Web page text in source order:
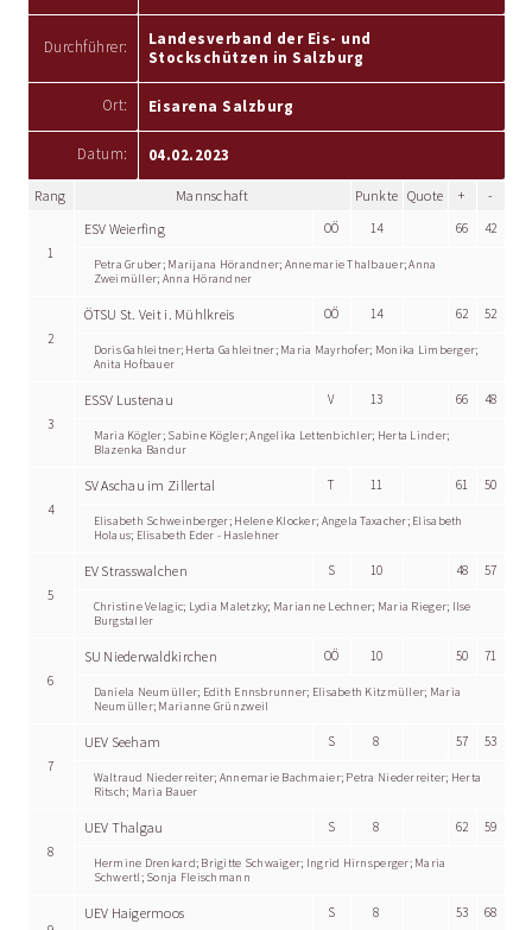
Durchführer:
Landesverband der Eis- und
Stockschützen in Salzburg
Ort: Eisarena Salzburg
Datum: 04.02.2023
Rang Mannschaft Punkte Quote + -
1
ESV Weierfing OÖ 14 66 42
Petra Gruber; Marijana Hörandner; Annemarie Thalbauer; Anna
Zweimüller; Anna Hörandner
2
ÖTSU St. Veit i. Mühlkreis OÖ 14 62 52
Doris Gahleitner; Herta Gahleitner; Maria Mayrhofer; Monika Limberger;
Anita Hofbauer
3
ESSV Lustenau V 13 66 48
Maria Kögler; Sabine Kögler; Angelika Lettenbichler; Herta Linder;
Blazenka Bandur
4
SV Aschau im Zillertal T 11 61 50
Elisabeth Schweinberger; Helene Klocker; Angela Taxacher; Elisabeth
Holaus; Elisabeth Eder - Haslehner
5
EV Strasswalchen S 10 48 57
Christine Velagic; Lydia Maletzky; Marianne Lechner; Maria Rieger; Ilse
Burgstaller
6
SU Niederwaldkirchen OÖ 10 50 71
Daniela Neumüller; Edith Ennsbrunner; Elisabeth Kitzmüller; Maria
Neumüller; Marianne Grünzweil
7
UEV Seeham S 8 57 53
Waltraud Niederreiter; Annemarie Bachmaier; Petra Niederreiter; Herta
Ritsch; Maria Bauer
8
UEV Thalgau S 8 62 59
Hermine Drenkard; Brigitte Schwaiger; Ingrid Hirnsperger; Maria
Schwertl; Sonja Fleischmann
UEV Haigermoos S 8 53 68